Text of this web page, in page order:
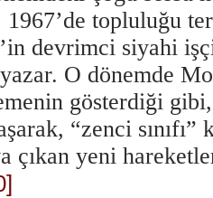
1967’de topluluğu
devrimci siyahi
O dönemde
gösterdiği
“zenci sınıfı”
çıkan yeni